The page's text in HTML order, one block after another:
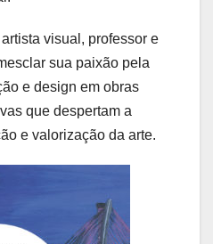
visual, professor e
sua paixão pela
e design em obras
que despertam a
e valorização da arte.